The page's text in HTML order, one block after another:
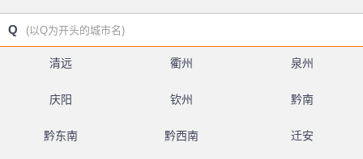
Q (以Q为开头的城市名)
清远 衢州 泉州
庆阳 钦州 黔南
黔东南 黔西南 迁安